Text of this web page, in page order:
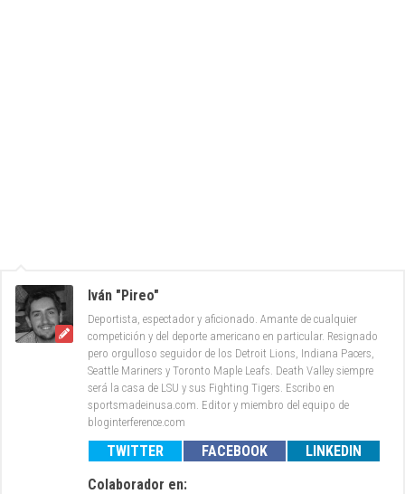
Iván "Pireo"
Deportista, espectador y aficionado. Amante de cualquier
competición y del deporte americano en particular. Resignado
pero orgulloso seguidor de los Detroit Lions, Indiana Pacers,
Seattle Mariners y Toronto Maple Leafs. Death Valley siempre
será la casa de LSU y sus Fighting Tigers. Escribo en
sportsmadeinusa.com. Editor y miembro del equipo de
bloginterference.com
TWITTER FACEBOOK
LINKEDIN
Colaborador en: